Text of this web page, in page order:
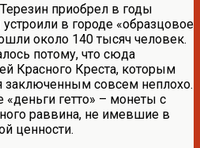
приобрел в годы
в городе «образцовое
около 140 тысяч человек.
потому, что сюда
Красного Креста, которым
заключенным совсем неплохо.
гетто» – монеты с
раввина, не имевшие в
ценности.